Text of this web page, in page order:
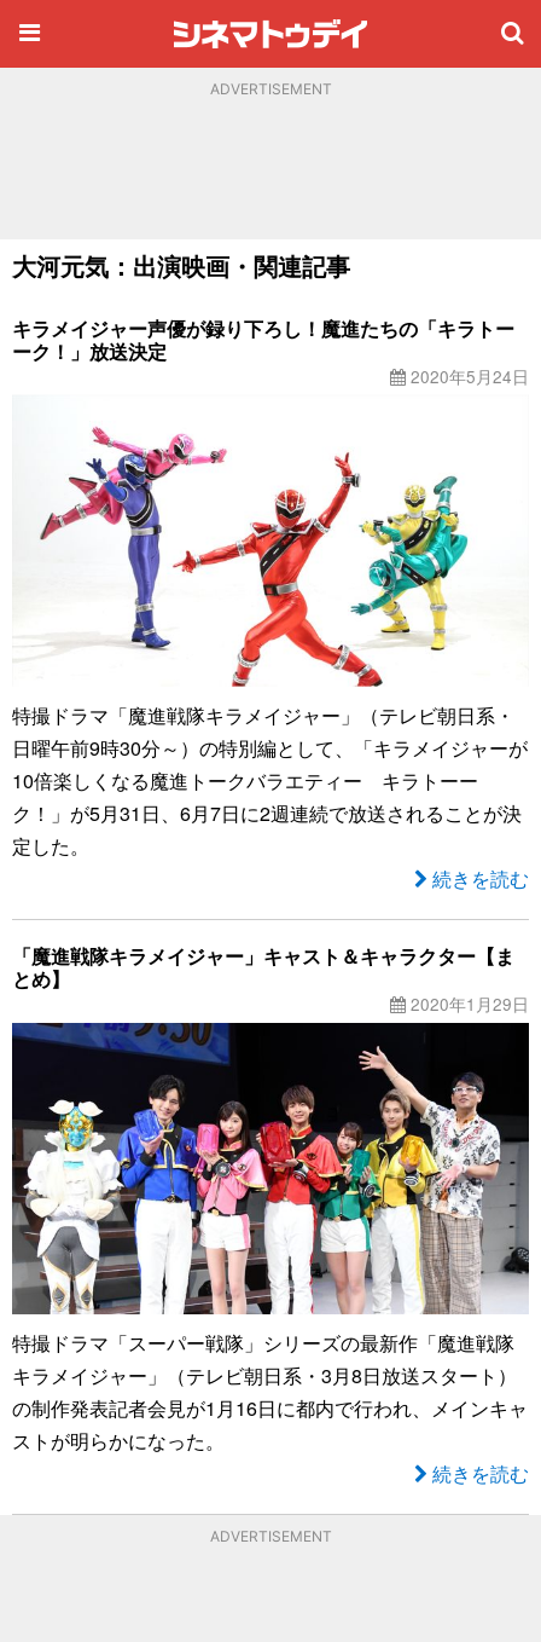
ADVERTISEMENT
大河元気：出演映画・関連記事
キラメイジャー声優が録り下ろし！魔進たちの「キラトー
ーク！」放送決定
2020年5月24日
特撮ドラマ「魔進戦隊キラメイジャー」（テレビ朝日系・
日曜午前9時30分～）の特別編として、「キラメイジャーが
10倍楽しくなる魔進トークバラエティー キラトーー
ク！」が5月31日、6月7日に2週連続で放送されることが決
定した。
続きを読む
「魔進戦隊キラメイジャー」キャスト＆キャラクター【ま
とめ】
2020年1月29日
特撮ドラマ「スーパー戦隊」シリーズの最新作「魔進戦隊
キラメイジャー」（テレビ朝日系・3月8日放送スタート）
の制作発表記者会見が1月16日に都内で行われ、メインキャ
ストが明らかになった。
続きを読む
ADVERTISEMENT